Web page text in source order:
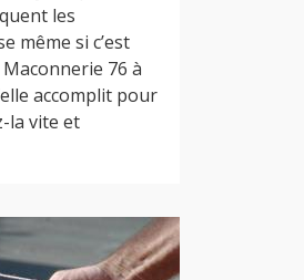
les
même si c’est
76 à
accomplit pour
la vite et